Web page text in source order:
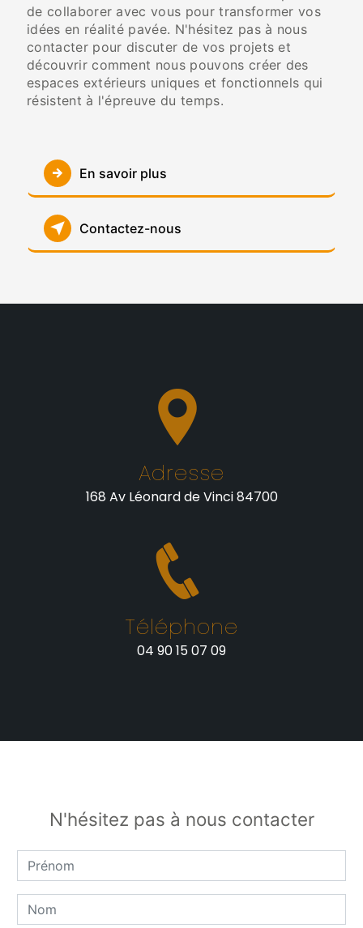
de collaborer avec vous pour transformer vos
idées en réalité pavée. N'hésitez pas à nous
contacter pour discuter de vos projets et
découvrir comment nous pouvons créer des
espaces extérieurs uniques et fonctionnels qui
résistent à l'épreuve du temps.
En savoir plus
Contactez-nous
Adresse
168 Av Léonard de Vinci 84700
Téléphone
04 90 15 07 09
N'hésitez pas à nous contacter